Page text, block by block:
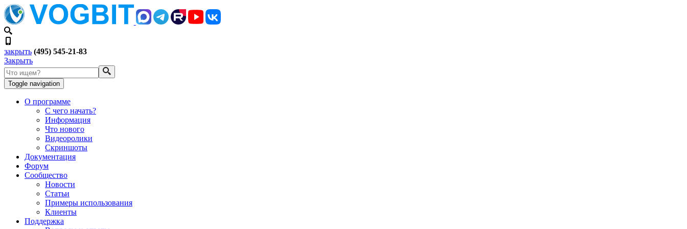
закрыть (495) 545-21-83
Закрыть
Toggle navigation
О программе
С чего начать?
Информация
Что нового
Видеоролики
Скриншоты
Документация
Форум
Сообщество
Новости
Статьи
Примеры использования
Клиенты
Поддержка